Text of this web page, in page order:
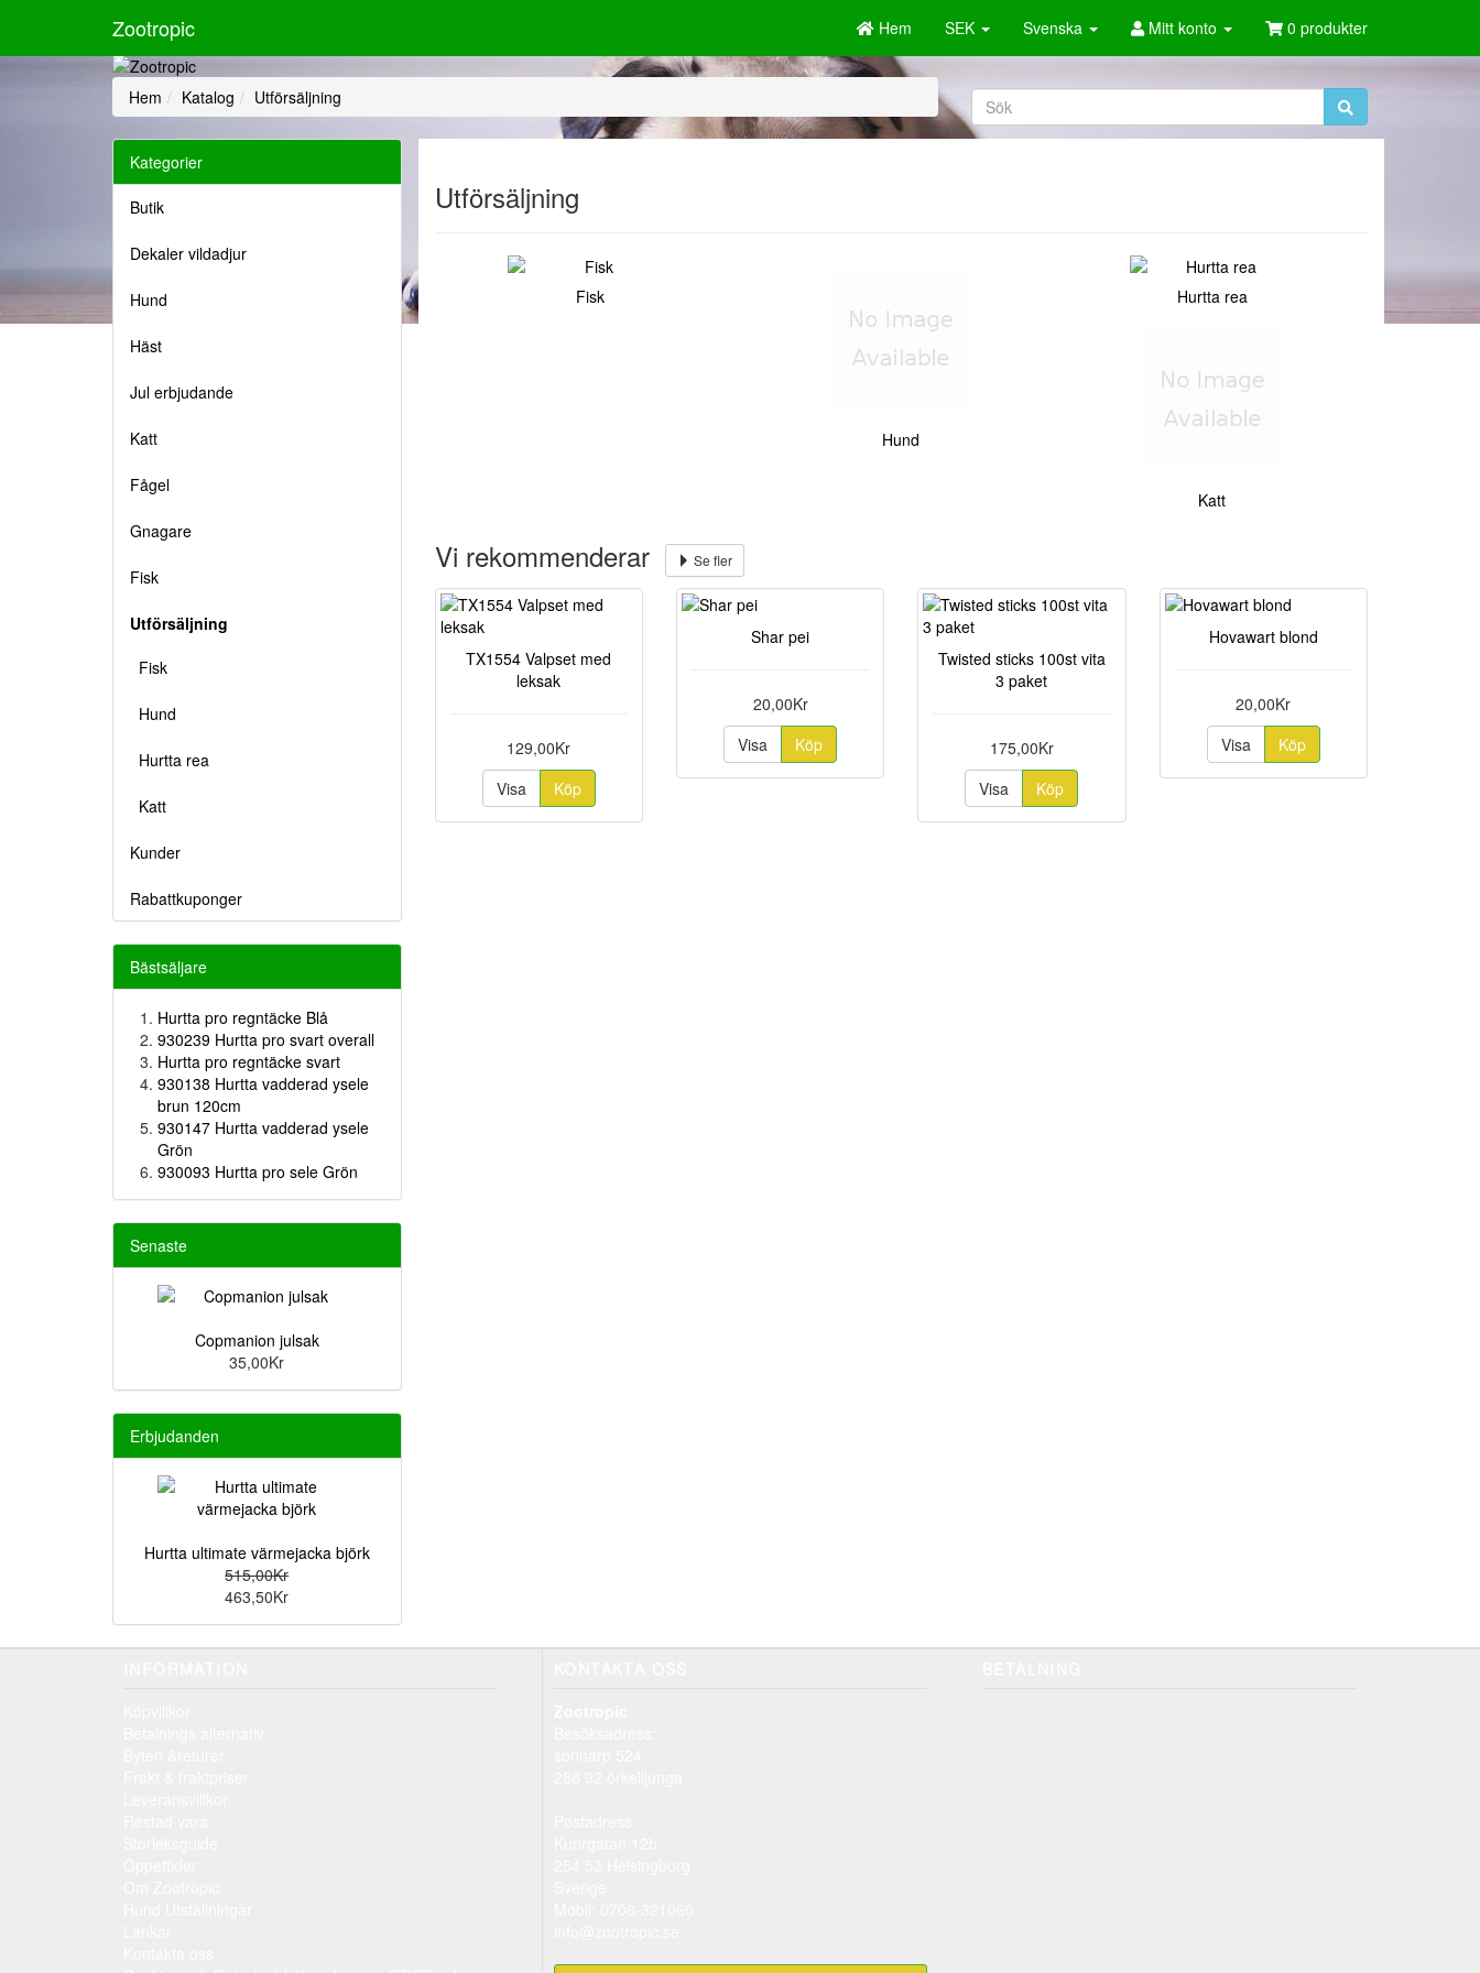
Zootropic Hem SEK Svenska Mitt konto 0 produkter
Hem Katalog Utförsäljning
Utförsäljning
Fisk
Hund
Hurtta rea
Katt
Vi rekommenderar Se fler
TX1554 Valpset med
leksak
129,00Kr
Visa
Köp
Shar pei
20,00Kr
Visa
Köp
Twisted sticks 100st vita
3 paket
175,00Kr
Visa
Köp
Hovawart blond
20,00Kr
Visa
Köp
Kategorier
Butik
Dekaler vildadjur
Hund
Häst
Jul erbjudande
Katt
Fågel
Gnagare
Fisk
Utförsäljning
Fisk
Hund
Hurtta rea
Katt
Kunder
Rabattkuponger
Bästsäljare
Hurtta pro regntäcke Blå
930239 Hurtta pro svart overall
Hurtta pro regntäcke svart
930138 Hurtta vadderad ysele
brun 120cm
930147 Hurtta vadderad ysele
Grön
930093 Hurtta pro sele Grön
Senaste
Copmanion julsak
35,00Kr
Erbjudanden
Hurtta ultimate värmejacka björk
515,00Kr
463,50Kr